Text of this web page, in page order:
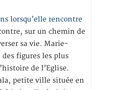
lorsqu’elle rencontre
sur un chemin de
sa vie. Marie-
figures les plus
de l’Eglise.
petite ville située en